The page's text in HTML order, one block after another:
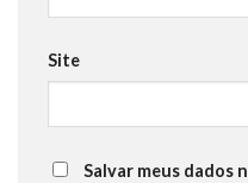
Site
Salvar meus dados